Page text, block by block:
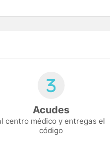
Acudes
centro médico y entregas el
código